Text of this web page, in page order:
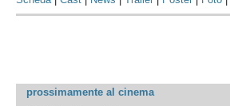
prossimamente al cinema